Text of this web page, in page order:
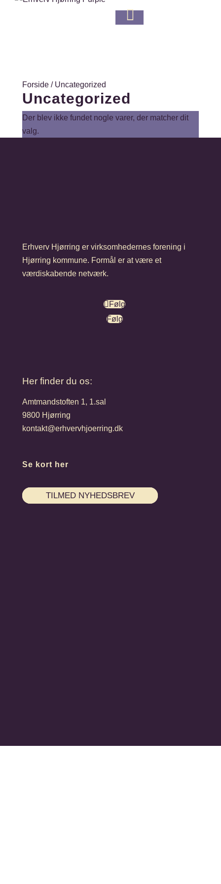

Forside/ Uncategorized
Uncategorized
Der blev ikke fundet nogle varer, der matcher dit
valg.
Erhverv Hjørring er virksomhedernes forening i
Hjørring kommune. Formål er at være et
værdiskabende netværk.
Følg
Følg
Her finder du os:
Amtmandstoften 1, 1.sal
9800 Hjørring
kontakt@erhvervhjoerring.dk
Se kort her
TILMED NYHEDSBREV